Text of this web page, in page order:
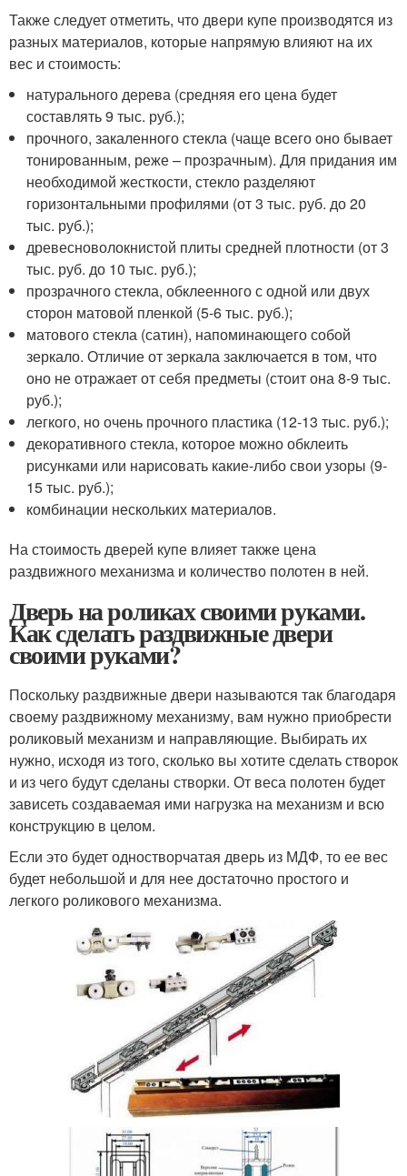
Также следует отметить, что двери купе производятся из
разных материалов, которые напрямую влияют на их
вес и стоимость:
натурального дерева (средняя его цена будет
составлять 9 тыс. руб.);
прочного, закаленного стекла (чаще всего оно бывает
тонированным, реже – прозрачным). Для придания им
необходимой жесткости, стекло разделяют
горизонтальными профилями (от 3 тыс. руб. до 20
тыс. руб.);
древесноволокнистой плиты средней плотности (от 3
тыс. руб. до 10 тыс. руб.);
прозрачного стекла, обклеенного с одной или двух
сторон матовой пленкой (5-6 тыс. руб.);
матового стекла (сатин), напоминающего собой
зеркало. Отличие от зеркала заключается в том, что
оно не отражает от себя предметы (стоит она 8-9 тыс.
руб.);
легкого, но очень прочного пластика (12-13 тыс. руб.);
декоративного стекла, которое можно обклеить
рисунками или нарисовать какие-либо свои узоры (9-
15 тыс. руб.);
комбинации нескольких материалов.
На стоимость дверей купе влияет также цена
раздвижного механизма и количество полотен в ней.
Дверь на роликах своими руками.
Как сделать раздвижные двери
своими руками?
Поскольку раздвижные двери называются так благодаря
своему раздвижному механизму, вам нужно приобрести
роликовый механизм и направляющие. Выбирать их
нужно, исходя из того, сколько вы хотите сделать створок
и из чего будут сделаны створки. От веса полотен будет
зависеть создаваемая ими нагрузка на механизм и всю
конструкцию в целом.
Если это будет одностворчатая дверь из МДФ, то ее вес
будет небольшой и для нее достаточно простого и
легкого роликового механизма.